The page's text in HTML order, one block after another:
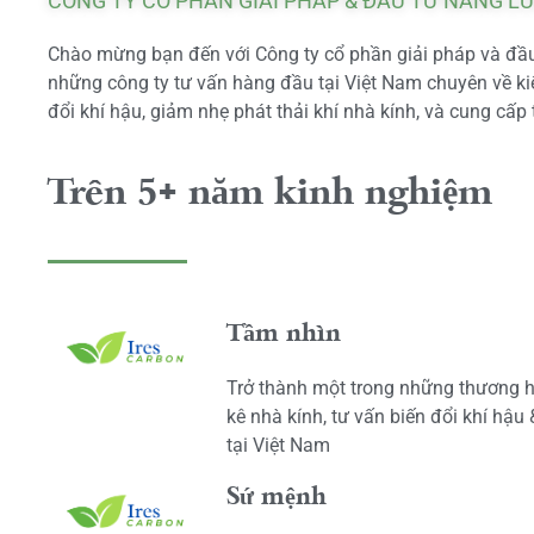
Chào mừng bạn đến với Công ty cổ phần giải pháp và
những công ty tư vấn hàng đầu tại Việt Nam chuyên về
đổi khí hậu, giảm nhẹ phát thải khí nhà kính, và cung
Trên 5+ năm kinh nghiệm
Tầm nhìn
Trở thành một trong những thương
kê nhà kính, tư vấn biến đổi khí
tại Việt Nam
Sứ mệnh